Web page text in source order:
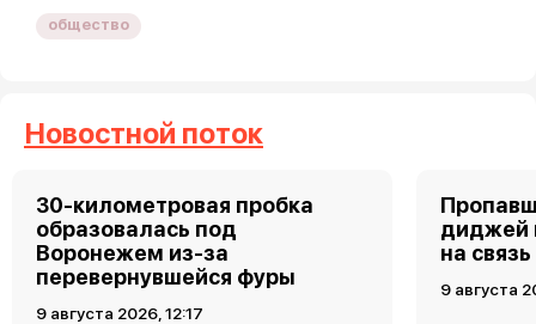
общество
Новостной поток
30-километровая пробка
образовалась под
Воронежем из-за
перевернувшейся фуры
9 августа 2026, 12:17
диджей
на связь
9 августа